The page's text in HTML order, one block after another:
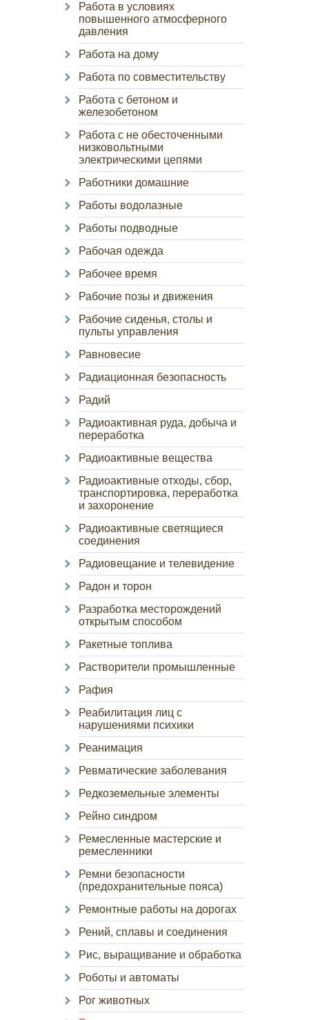
Работа в условиях
повышенного атмосферного
давления
Работа на дому
Работа по совместительству
Работа с бетоном и
железобетоном
Работа с не обесточенными
низковольтными
электрическими цепями
Работники домашние
Работы водолазные
Работы подводные
Рабочая одежда
Рабочее время
Рабочие позы и движения
Рабочие сиденья, столы и
пульты управления
Равновесие
Радиационная безопасность
Радий
Радиоактивная руда, добыча и
переработка
Радиоактивные вещества
Радиоактивные отходы, сбор,
транспортировка, переработка
и захоронение
Радиоактивные светящиеся
соединения
Радиовещание и телевидение
Радон и торон
Разработка месторождений
открытым способом
Ракетные топлива
Растворители промышленные
Рафия
Реабилитация лиц с
нарушениями психики
Реанимация
Ревматические заболевания
Редкоземельные элементы
Рейно синдром
Ремесленные мастерские и
ремесленники
Ремни безопасности
(предохранительные пояса)
Ремонтные работы на дорогах
Рений, сплавы и соединения
Рис, выращивание и обработка
Роботы и автоматы
Рог животных